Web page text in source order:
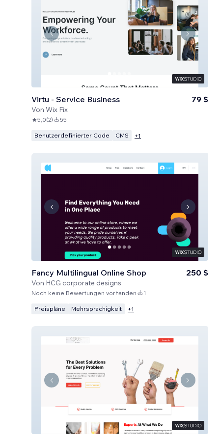
Virtu - Service Business
Von Wix Fix
79 $
5,0(2) 55
Benutzerdefinierter Code CMS +1
Fancy Multilingual Online Shop
Von HCG corporate designs
250 $
Noch keine Bewertungen vorhanden 1
Preispläne Mehrsprachigkeit +1